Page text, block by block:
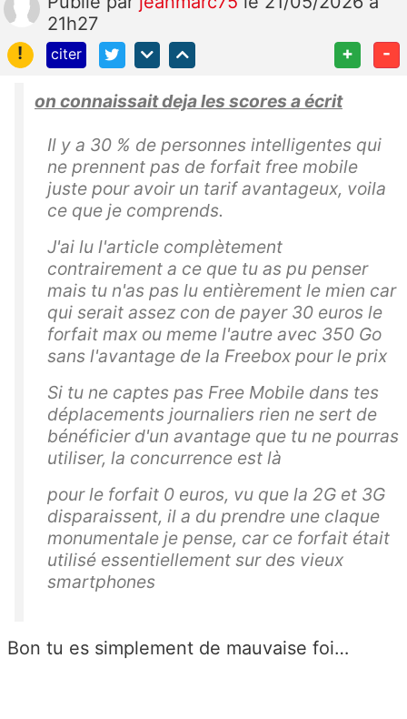
21h27
!
citer + -
on connaissait deja les scores a écrit
Il y a 30 % de personnes intelligentes qui
ne prennent pas de forfait free mobile
juste pour avoir un tarif avantageux, voila
ce que je comprends.
J'ai lu l'article complètement
contrairement a ce que tu as pu penser
mais tu n'as pas lu entièrement le mien car
qui serait assez con de payer 30 euros le
forfait max ou meme l'autre avec 350 Go
sans l'avantage de la Freebox pour le prix
Si tu ne captes pas Free Mobile dans tes
déplacements journaliers rien ne sert de
bénéficier d'un avantage que tu ne pourras
utiliser, la concurrence est là
pour le forfait 0 euros, vu que la 2G et 3G
disparaissent, il a du prendre une claque
monumentale je pense, car ce forfait était
utilisé essentiellement sur des vieux
smartphones
Bon tu es simplement de mauvaise foi…